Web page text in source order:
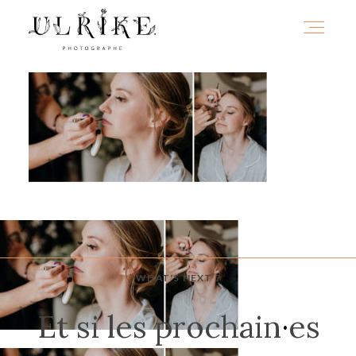
WHAT'S NEXT ?
Et si les prochain·es
HOME
A PROPOS
PORTFOLIO
INFOS
JOURNAL